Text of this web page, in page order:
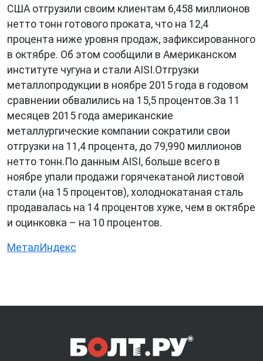
США отгрузили своим клиентам 6,458 миллионов
нетто тонн готового проката, что на 12,4
процента ниже уровня продаж, зафиксированного
в октябре. Об этом сообщили в Американском
институте чугуна и стали AISI.Отгрузки
металлопродукции в ноябре 2015 года в годовом
сравнении обвалились на 15,5 процентов.За 11
месяцев 2015 года американские
металлургические компании сократили свои
отгрузки на 11,4 процента, до 79,990 миллионов
нетто тонн.По данным AISI, больше всего в
ноябре упали продажи горячекатаной листовой
стали (на 15 процентов), холоднокатаная сталь
продавалась на 14 процентов хуже, чем в октябре
и оцинковка – на 10 процентов.
МеталИндекс